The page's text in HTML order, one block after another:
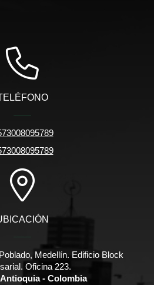
Medellín. Edificio Block
Oficina 223.
- Colombia